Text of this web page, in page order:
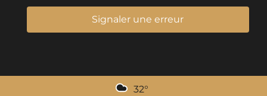
Signaler une erreur
32°